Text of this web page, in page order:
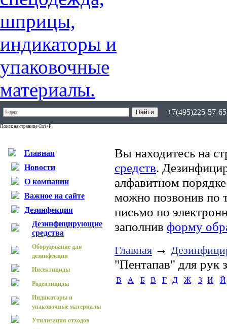
+7(495)225-57-
Поиск на странице Ctrl+F
Главная
Новости
О компании
Важное на сайте
Дезинфекция
Дезинфицирующие
средства
Оборудование для
дезинфекции
Инсектициды
Родентициды
Индикаторы и
упаковочные материалы
Утилизация отходов
Вы находитесь на
средств.
алфавитном
можно позвонив по
письмо по
заполнив форму
Главная →
"Пентапав" для рук
B А Б В Г Д Ж З И Й